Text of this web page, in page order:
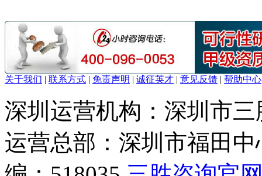
关于我们 | 联系方式 | 免责声明 | 诚征英才 | 意见反馈 | 帮助中心
深圳运营机构：深圳市
运营总部：深圳市福田